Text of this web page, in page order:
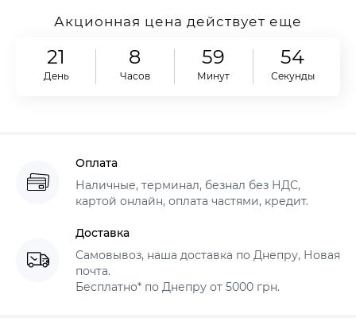
Акционная цена действует еще
21
День
8
Часов
59
Минут
53
Секунды
Оплата
Наличные, терминал, безнал без НДС,
картой онлайн, оплата частями, кредит.
Доставка
Самовывоз, наша доставка по Днепру, Новая
почта.
Бесплатно* по Днепру от 5000 грн.